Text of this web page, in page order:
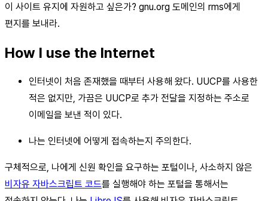
이 사이트 유지에 자원하고 싶은가? gnu.org 도메인의 rms에게
편지를 보내라.
How I use the Internet
인터넷이 처음 존재했을 때부터 사용해 왔다. UUCP를 사용한
적은 없지만, 가끔은 UUCP로 추가 전달을 지정하는 주소로
이메일을 보낸 적이 있다.
나는 인터넷에 어떻게 접속하는지 주의한다.
구체적으로, 나에게 신원 확인을 요구하는 포털이나, 사소하지 않은
비자유 자바스크립트 코드를 실행해야 하는 포털을 통해서는